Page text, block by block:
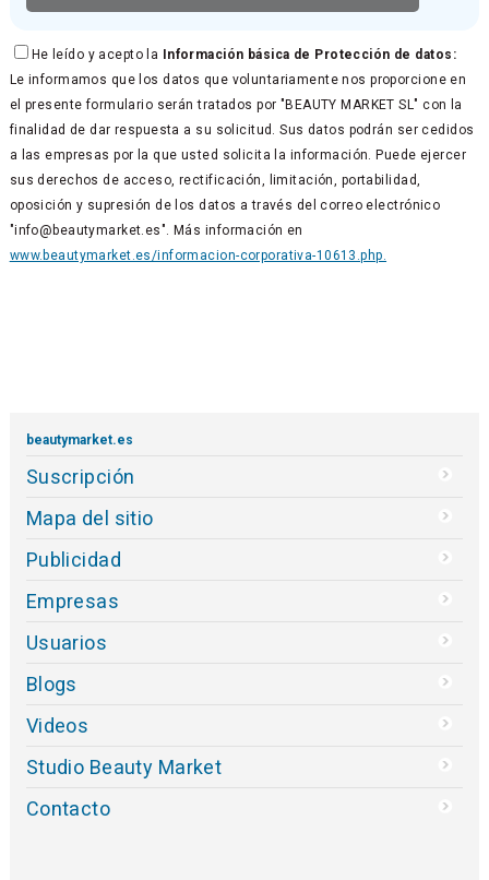
He leído y acepto la Información básica de Protección de datos:
Le informamos que los datos que voluntariamente nos proporcione en
el presente formulario serán tratados por "BEAUTY MARKET SL" con la
finalidad de dar respuesta a su solicitud. Sus datos podrán ser cedidos
a las empresas por la que usted solicita la información. Puede ejercer
sus derechos de acceso, rectificación, limitación, portabilidad,
oposición y supresión de los datos a través del correo electrónico
"info@beautymarket.es". Más información en
www.beautymarket.es/informacion-corporativa-10613.php.
beautymarket.es
Suscripción
Mapa del sitio
Publicidad
Empresas
Usuarios
Blogs
Videos
Studio Beauty Market
Contacto